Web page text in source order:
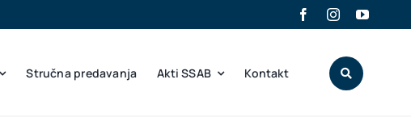
Stručna predavanja Akti SSAB Kontakt